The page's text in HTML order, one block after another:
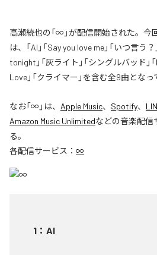
高瀬統也の「∞」が配信開始された。今
は、「AI」「Say you love me」「いつ言う？
tonight」「灰ライト」「シングルバッド」
Love」「クライマー」を含む全9曲となっ
なお「∞ 」は、 Apple Music、 Spotify、
Amazon Music Unlimitedなどの音楽配信
る。
各配信サービス： ∞
1 ： AI